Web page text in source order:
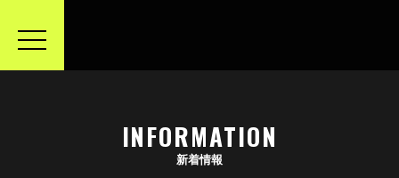
toggle
INFORMATION
新着情報